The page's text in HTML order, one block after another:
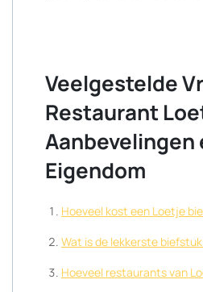
Veelgestelde
Restaurant
Aanbevelingen
Eigendom
Hoeveel kost een Loetje
Wat is de lekkerste
Hoeveel restaurants van